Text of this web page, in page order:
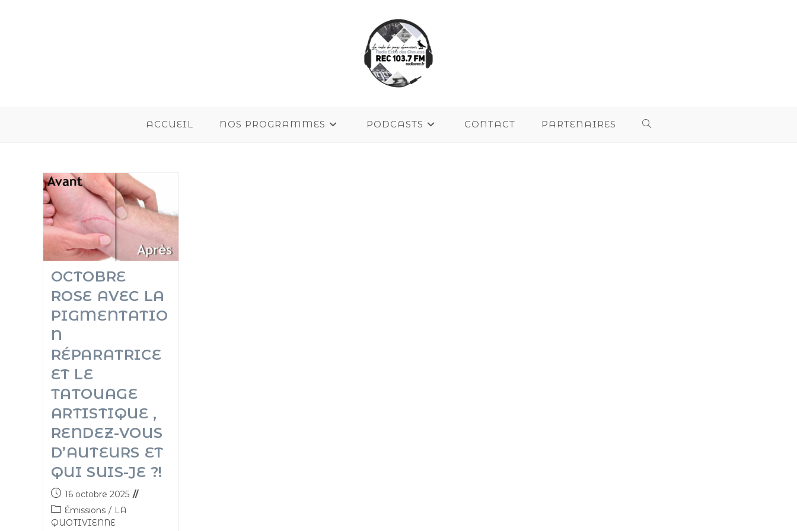
ACCUEIL NOS PROGRAMMES PODCASTS CONTACT PARTENAIRES
OCTOBRE
ROSE AVEC LA
PIGMENTATIO
N
RÉPARATRICE
ET LE
TATOUAGE
ARTISTIQUE ,
RENDEZ-VOUS
D’AUTEURS ET
QUI SUIS-JE ?!
16 octobre 2025
Émissions / LA
QUOTIVIENNE